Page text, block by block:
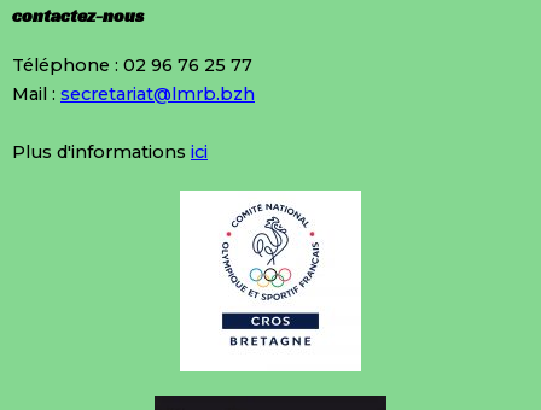
contactez-nous
Téléphone : 02 96 76 25 77
Mail : secretariat@lmrb.bzh
Plus d'informations ici